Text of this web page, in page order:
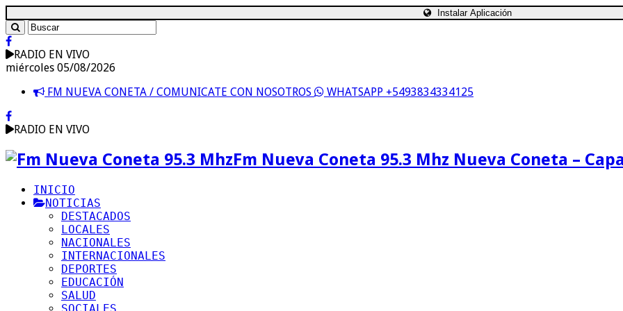
Instalar Aplicación
RADIO EN VIVO
miércoles 05/08/2026
FM NUEVA CONETA / COMUNICATE CON NOSOTROS
WHATSAPP +5493834334125
RADIO EN VIVO
Fm Nueva Coneta 95.3 Mhz Nueva Coneta –
INICIO
NOTICIAS
DESTACADOS
LOCALES
NACIONALES
INTERNACIONALES
DEPORTES
EDUCACIÓN
SALUD